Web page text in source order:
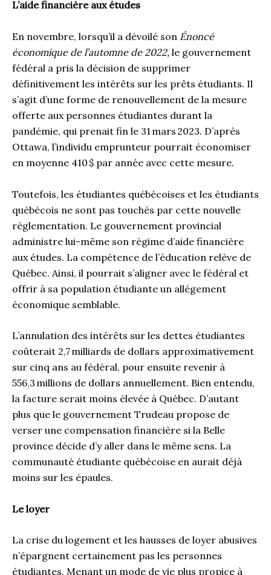
L’aide financière aux études
En novembre, lorsqu’il a dévoilé son Énoncé
économique de l’automne de 2022, le gouvernement
fédéral a pris la décision de supprimer
définitivement les intérêts sur les prêts étudiants. Il
s’agit d’une forme de renouvellement de la mesure
offerte aux personnes étudiantes durant la
pandémie, qui prenait fin le 31 mars 2023. D’après
Ottawa, l’individu emprunteur pourrait économiser
en moyenne 410 $ par année avec cette mesure.
Toutefois, les étudiantes québécoises et les étudiants
québécois ne sont pas touchés par cette nouvelle
réglementation. Le gouvernement provincial
administre lui-même son régime d’aide financière
aux études. La compétence de l’éducation relève de
Québec. Ainsi, il pourrait s’aligner avec le fédéral et
offrir à sa population étudiante un allégement
économique semblable.
L’annulation des intérêts sur les dettes étudiantes
coûterait 2,7 milliards de dollars approximativement
sur cinq ans au fédéral, pour ensuite revenir à
556,3 millions de dollars annuellement. Bien entendu,
la facture serait moins élevée à Québec. D’autant
plus que le gouvernement Trudeau propose de
verser une compensation financière si la Belle
province décide d’y aller dans le même sens. La
communauté étudiante québécoise en aurait déjà
moins sur les épaules.
Le loyer
La crise du logement et les hausses de loyer abusives
n’épargnent certainement pas les personnes
étudiantes. Menant un mode de vie plus propice à